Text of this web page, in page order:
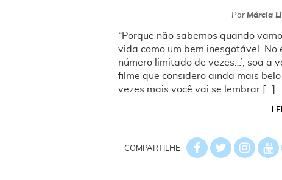
PorMárcia
“Porque não sabemos quando
vida como um bem inesgotável.
número limitado de vezes…’, soa a
filme que considero ainda mais
vezes mais você vai se lembrar […]
COMPARTILHE